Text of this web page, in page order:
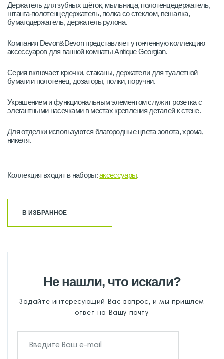
Держатель для зубных щёток, мыльница, полотенцедержатель,
штанга-полотенцедержатель, полка со стеклом, вешалка,
бумагодержатель, держатель рулона.
Компания Devon&Devon представляет утонченную коллекцию
аксессуаров для ванной комнаты Antique Georgian.
Серия включает крючки, стаканы, держатели для туалетной
бумаги и полотенец, дозаторы, полки, поручни.
Украшением и функциональным элементом служит розетка с
элегантными насечками в местах крепления деталей к стене.
Для отделки используются благородные цвета золота, хрома,
никеля.
Коллекция входит в наборы:аксессуары.
В ИЗБРАННОЕ
Не нашли, что искали?
Задайте интересующий Вас вопрос, и мы пришлем
ответ на Вашу почту